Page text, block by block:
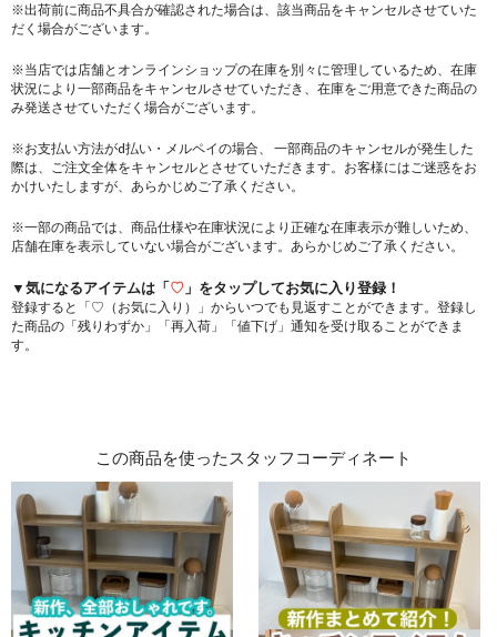
※出荷前に商品不具合が確認された場合は、該当商品をキャンセルさせていた
だく場合がございます。
※当店では店舗とオンラインショップの在庫を別々に管理しているため、在庫
状況により一部商品をキャンセルさせていただき、在庫をご用意できた商品の
み発送させていただく場合がございます。
※お支払い方法がd払い・メルペイの場合、 一部商品のキャンセルが発生した
際は、ご注文全体をキャンセルとさせていただきます。お客様にはご迷惑をお
かけいたしますが、あらかじめご了承ください。
※一部の商品では、商品仕様や在庫状況により正確な在庫表示が難しいため、
店舗在庫を表示していない場合がございます。あらかじめご了承ください。
▼気になるアイテムは「♡ 」をタップしてお気に入り登録！
登録すると「♡（お気に入り）」からいつでも見返すことができます。登録し
た商品の「残りわずか」「再入荷」「値下げ」通知を受け取ることができま
す。
この商品を使ったスタッフコーディネート